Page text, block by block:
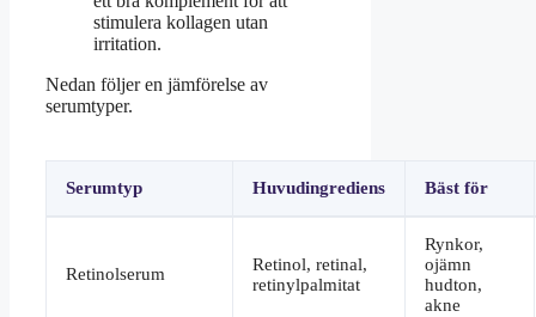
stimulera kollagen utan
irritation.
Nedan följer en jämförelse av
serumtyper.
serumtyper
Serumtyp Huvudingrediens Bäst för
Retinolserum
Retinol, retinal,
retinylpalmitat
Rynkor,
ojämn
hudton,
akne